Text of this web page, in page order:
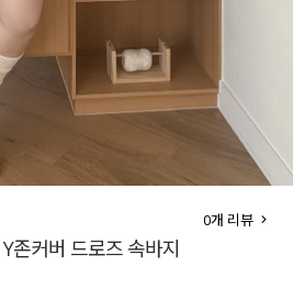
원피스
팬츠
스커트
언더웨어
존커버 드로즈 속바지
0개 리뷰